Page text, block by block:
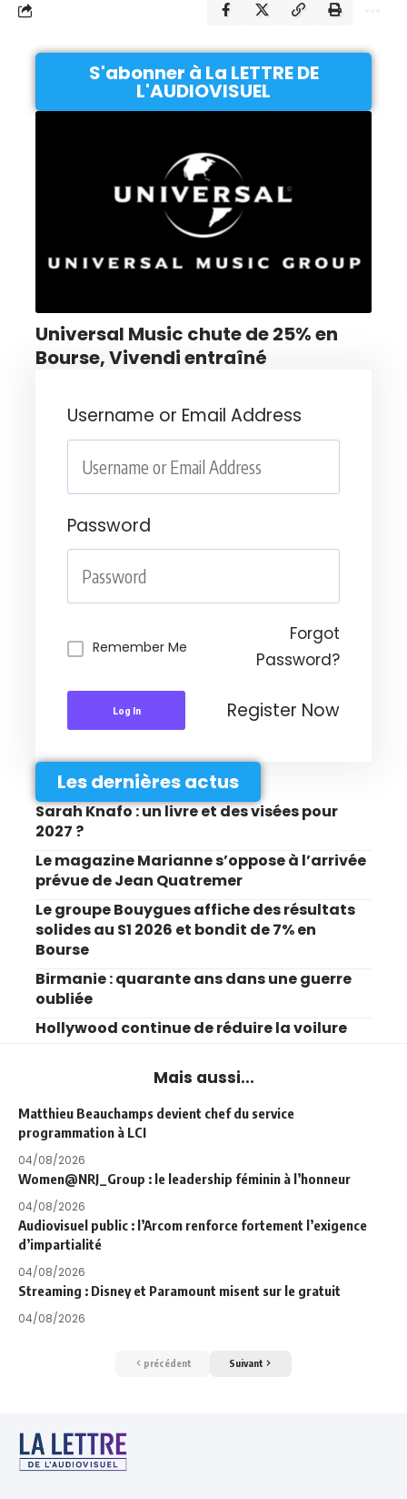
S'abonner à La LETTRE DE
L'AUDIOVISUEL
Universal Music chute de 25% en
Bourse, Vivendi entraîné
Username or Email Address
Password
Remember Me
Forgot
Password?
Log In Register Now
Les dernières actus
Sarah Knafo : un livre et des visées pour
2027 ?
Le magazine Marianne s’oppose à l’arrivée
prévue de Jean Quatremer
Le groupe Bouygues affiche des résultats
solides au S1 2026 et bondit de 7% en
Bourse
Birmanie : quarante ans dans une guerre
oubliée
Hollywood continue de réduire la voilure
Mais aussi...
Matthieu Beauchamps devient chef du service
programmation à LCI
04/08/2026
Women@NRJ_Group : le leadership féminin à l’honneur
04/08/2026
Audiovisuel public : l’Arcom renforce fortement l’exigence
d’impartialité
04/08/2026
Streaming : Disney et Paramount misent sur le gratuit
04/08/2026
précédent Suivant